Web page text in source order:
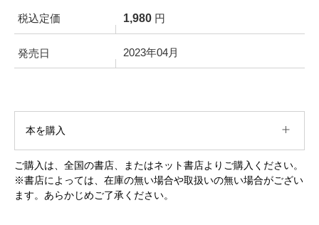
税込定価 1,980円
発売日 2023年04月
本を購入
ご購入は、全国の書店、またはネット書店よりご購入ください。
※書店によっては、在庫の無い場合や取扱いの無い場合がござい
ます。あらかじめご了承ください。